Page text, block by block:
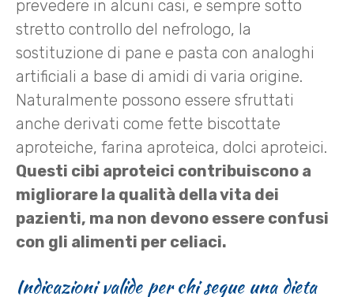
prevedere in alcuni casi, e sempre sotto
stretto controllo del nefrologo, la
sostituzione di pane e pasta con analoghi
artificiali a base di amidi di varia origine.
Naturalmente possono essere sfruttati
anche derivati come fette biscottate
aproteiche, farina aproteica, dolci aproteici.
Questi cibi aproteici contribuiscono a
migliorare la qualità della vita dei
pazienti, ma non devono essere confusi
con gli alimenti per celiaci.
Indicazioni valide per chi segue una dieta